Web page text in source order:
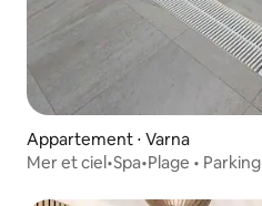
Appartement ⋅ Varna
Mer et ciel•Spa•Plage • Parking